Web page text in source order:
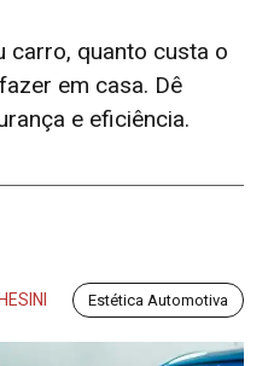
carro, quanto custa o
em casa. Dê
e eficiência.
Estética Automotiva